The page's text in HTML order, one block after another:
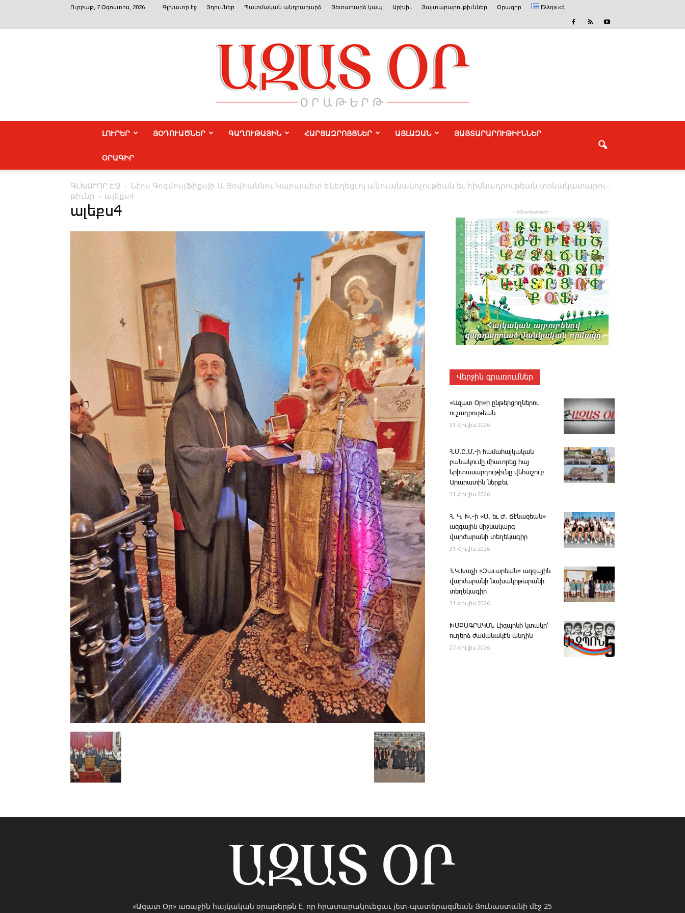
Ուրբաթ, 7 Օգոստոս, 2026 Գլխաւոր էջ Յղումներ Պատմական անդրադարձ Յետադարձ կապ Արխիւ Յայտարարութիւններ Օրագիր Ελληνικά
ԼՈՒՐԵՐ ՅՕԴՈՒԱԾՆԵՐ ԳԱՂՈՒԹԱՅԻՆ ՀԱՐՑԱԶՐՈՅՑՆԵՐ ԱՅԼԱԶԱՆ ՅԱՅՏԱՐԱՐՈՒԹԻՒՆՆԵՐ
ՕՐԱԳԻՐ
ԳԼԽԱՒՈՐ ԷՋ
Նէոս ­Գոզ­մոս(­Ֆիքս)ի Ս. ­Յով­հան­նու ­Կա­րա­պետ ե­կե­ղեց­ւոյ ա­նո­ւա­նա­կո­չու­թեան եւ հիմ­նադ­րու­թեան տօ­նա­կա­տա­րու­
թիւ­նը
ալեքս4
ալեքս4 - Advertisement -
Վերջին գրառումներ
«Ազատ Օր»ի ընթերցողներու
ուշադրութեան
31 Հուլիս 2026
Հ.Մ.Ը.Մ.-ի համահայկական
բանակումը միաւորեց հայ
երիտասարդութիւնը վեհաշուք
Արարատին ներքեւ
31 Հուլիս 2026
Հ. Կ. Խ.-ի «Ա. եւ Ժ. ­Ճէնազեան»
ազգային միջնակարգ
վարժարանի տեղեկագիր
31 Հուլիս 2026
Հ․Կ․Խաչի «Զաւարեան» ազգային
վարժարանի նախակրթարանի
տեղեկագիր
31 Հուլիս 2026
ԽՄԲԱԳՐԱԿԱՆ ­Լիզպոնի կտակը՝
ուղերձ ժամանակէն անդին
27 Հուլիս 2026
«Ազատ Օր» առաջին հայկական օրաթերթն է, որ հրատարակուեցաւ յետ-պատերազմեան Յունաստանի մէջ 25